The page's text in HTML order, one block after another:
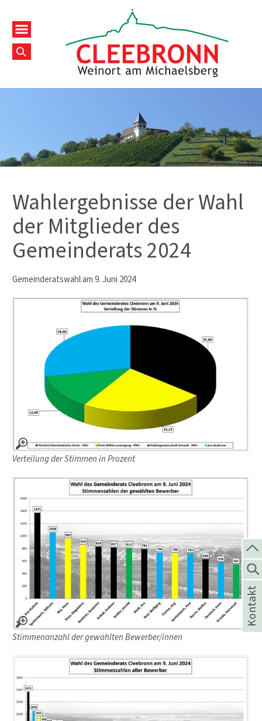
Wahlergebnisse der Wahl
der Mitglieder des
Gemeinderats 2024
Gemeinderatswahl am 9. Juni 2024
Verteilung der Stimmen in Prozent
Stimmenanzahl der gewählten Bewerber/innen
Kontakt